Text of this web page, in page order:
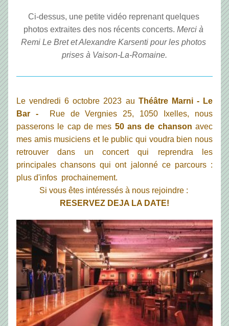
Ci-dessus, une petite vidéo reprenant quelques
photos extraites des nos récents concerts. Merci à
Remi Le Bret et Alexandre Karsenti pour les photos
prises à Vaison-La-Romaine.
Le vendredi 6 octobre 2023 au Théâtre Marni - Le
Bar -
  Rue de Vergnies 25, 1050 Ixelles, nous
passerons le cap de mes 50 ans de chanson avec
mes amis musiciens et le public qui voudra bien nous
retrouver dans un concert qui reprendra les
principales chansons qui ont jalonné ce parcours :
plus d'infos  prochainement.
Si vous êtes intéressés à nous rejoindre :
RESERVEZ DEJA LA DATE!